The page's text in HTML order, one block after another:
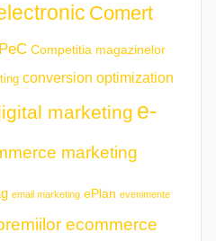
Comert
Competitia magazinelor
conversion optimization
marketing e-
marketing
email marketing ePlan evenimente
ecommerce